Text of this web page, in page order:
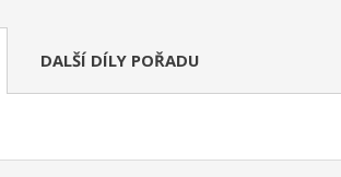
DALŠÍ DÍLY POŘADU